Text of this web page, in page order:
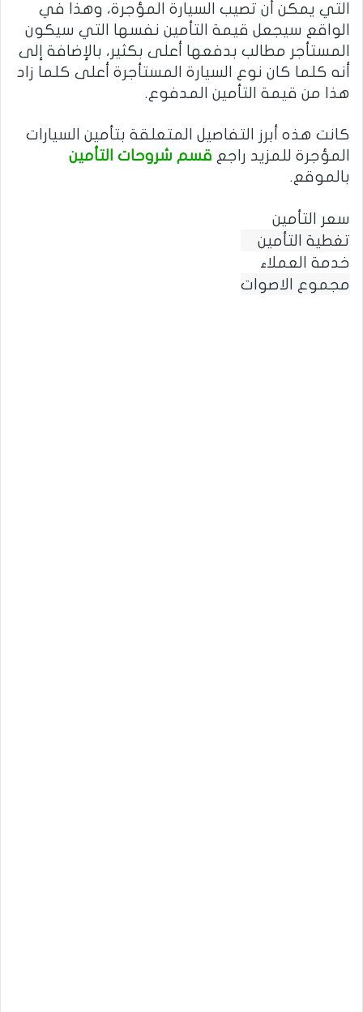
التي يمكن أن تصيب السيارة المؤجرة، وهذا في
الواقع سيجعل قيمة التأمين نفسها التي سيكون
المستأجر مطالب بدفعها أعلى بكثير، بالإضافة إلى
أنه كلما كان نوع السيارة المستأجرة أعلى كلما زاد
هذا من قيمة التأمين المدفوع.
كانت هذه أبرز التفاصيل المتعلقة بتأمين السيارات
المؤجرة للمزيد راجع قسم شروحات التأمين
بالموقع.
سعر التأمين
تغطية التأمين
خدمة العملاء
مجموع الاصوات